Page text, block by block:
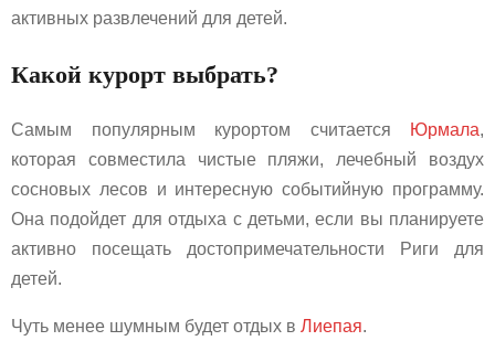
активных развлечений для детей.
Какой курорт выбрать?
Самым популярным курортом считается Юрмала,
которая совместила чистые пляжи, лечебный воздух
сосновых лесов и интересную событийную программу.
Она подойдет для отдыха с детьми, если вы планируете
активно посещать достопримечательности Риги для
детей.
Чуть менее шумным будет отдых в Лиепая.